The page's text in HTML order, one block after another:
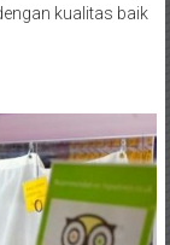
kualitas baik